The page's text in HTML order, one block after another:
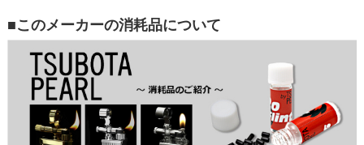
■このメーカーの消耗品について